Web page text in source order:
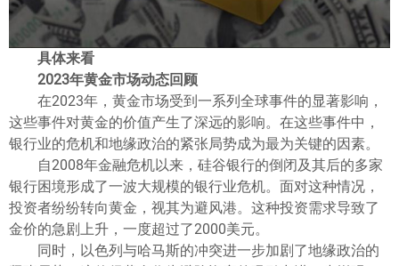
具体来看
2023年黄金市场动态回顾
在2023年，黄金市场受到一系列全球事件的显著影响，
这些事件对黄金的价值产生了深远的影响。在这些事件中，
银行业的危机和地缘政治的紧张局势成为最为关键的因素。
自2008年金融危机以来，硅谷银行的倒闭及其后的多家
银行困境形成了一波大规模的银行业危机。面对这种情况，
投资者纷纷转向黄金，视其为避风港。这种投资需求导致了
金价的急剧上升，一度超过了2000美元。
同时，以色列与哈马斯的冲突进一步加剧了地缘政治的